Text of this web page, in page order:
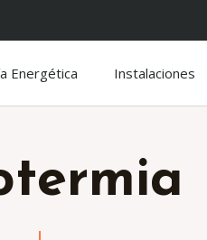
Energética Instalaciones